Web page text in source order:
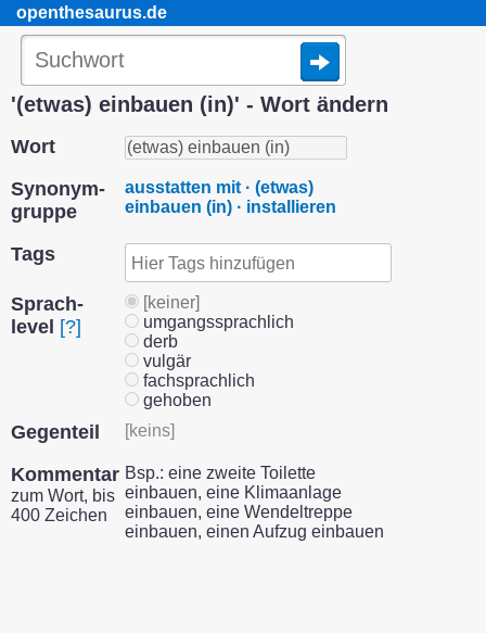
openthesaurus.de
'(etwas) einbauen (in)' - Wort ändern
Wort
Synonym­
gruppe
ausstatten mit · (etwas)
einbauen (in) · installieren
Tags
Sprach­
level [?]
[keiner]
umgangssprachlich
derb
vulgär
fachsprachlich
gehoben
Gegenteil [keins]
Kommentar
zum Wort, bis
400 Zeichen
Bsp.: eine zweite Toilette
einbauen, eine Klimaanlage
einbauen, eine Wendeltreppe
einbauen, einen Aufzug einbauen